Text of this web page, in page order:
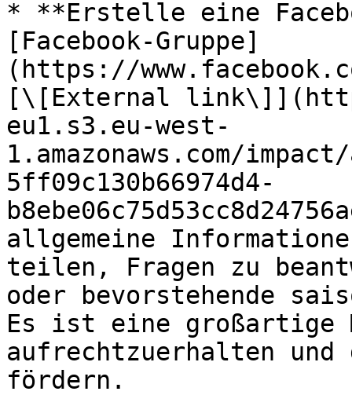
* **Erstelle eine
[Facebook-Gruppe]
(https://
[\[External
eu1.s3.eu-west-
1.amazonaws.com/
5ff09c130b66974d4-
allgemeine
teilen, Fragen zu
oder bevorstehende
Es ist eine großartige
aufrechtzuerhalten und
fördern.